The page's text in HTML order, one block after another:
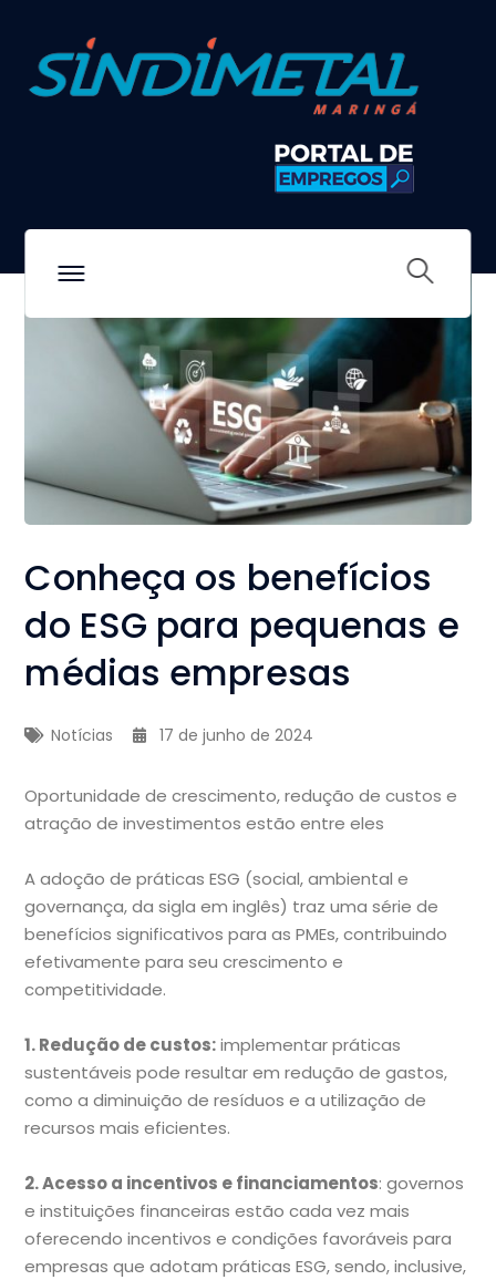
Conheça os benefícios
do ESG para pequenas e
médias empresas
Notícias 17 de junho de 2024
Oportunidade de crescimento, redução de custos e
atração de investimentos estão entre eles
A adoção de práticas ESG (social, ambiental e
governança, da sigla em inglês) traz uma série de
benefícios significativos para as PMEs, contribuindo
efetivamente para seu crescimento e
competitividade.
1. Redução de custos: implementar práticas
sustentáveis pode resultar em redução de gastos,
como a diminuição de resíduos e a utilização de
recursos mais eficientes.
2. Acesso a incentivos e financiamentos: governos
e instituições financeiras estão cada vez mais
oferecendo incentivos e condições favoráveis para
empresas que adotam práticas ESG, sendo, inclusive,